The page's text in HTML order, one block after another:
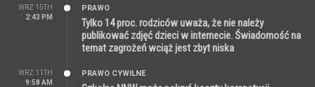
WRZ 15TH
2:43 PM
PRAWO
Tylko 14 proc. rodziców uważa, że nie należy
publikować zdjęć dzieci w internecie. Świadomość na
temat zagrożeń wciąż jest zbyt niska
WRZ 11TH
9:58 AM
PRAWO CYWILNE